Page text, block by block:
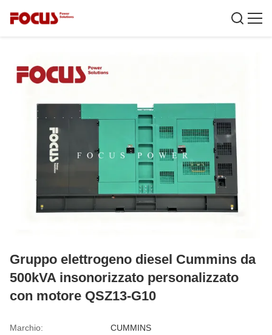
Gruppo elettrogeno diesel Cummins da
500kVA insonorizzato personalizzato
con motore QSZ13-G10
Marchio: CUMMINS